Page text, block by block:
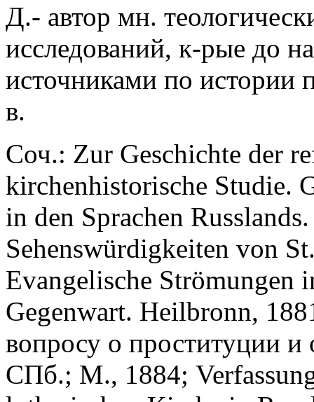
Д.- автор мн.
исследований, к-рые до
источниками по истории
в.
Соч.: Zur Geschichte der
kirchenhistorische Studie.
in den Sprachen
Sehenswürdigkeiten von
Evangelische Strömungen
Gegenwart. Heilbronn,
вопросу о проституции
СПб.; М., 1884;